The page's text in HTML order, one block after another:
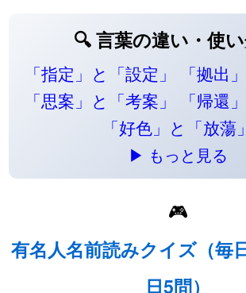
🔍 言葉の違い・使
「指定」と「設定」
「拠出
「思案」と「考案」
「帰還
「好色」と「放蕩」
▶ もっと見る
🎮
有名人名前読みクイズ（毎
日5問）